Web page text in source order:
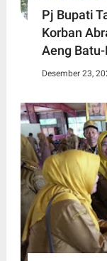
Pj Bupati
Korban
Aeng
Desember 23,